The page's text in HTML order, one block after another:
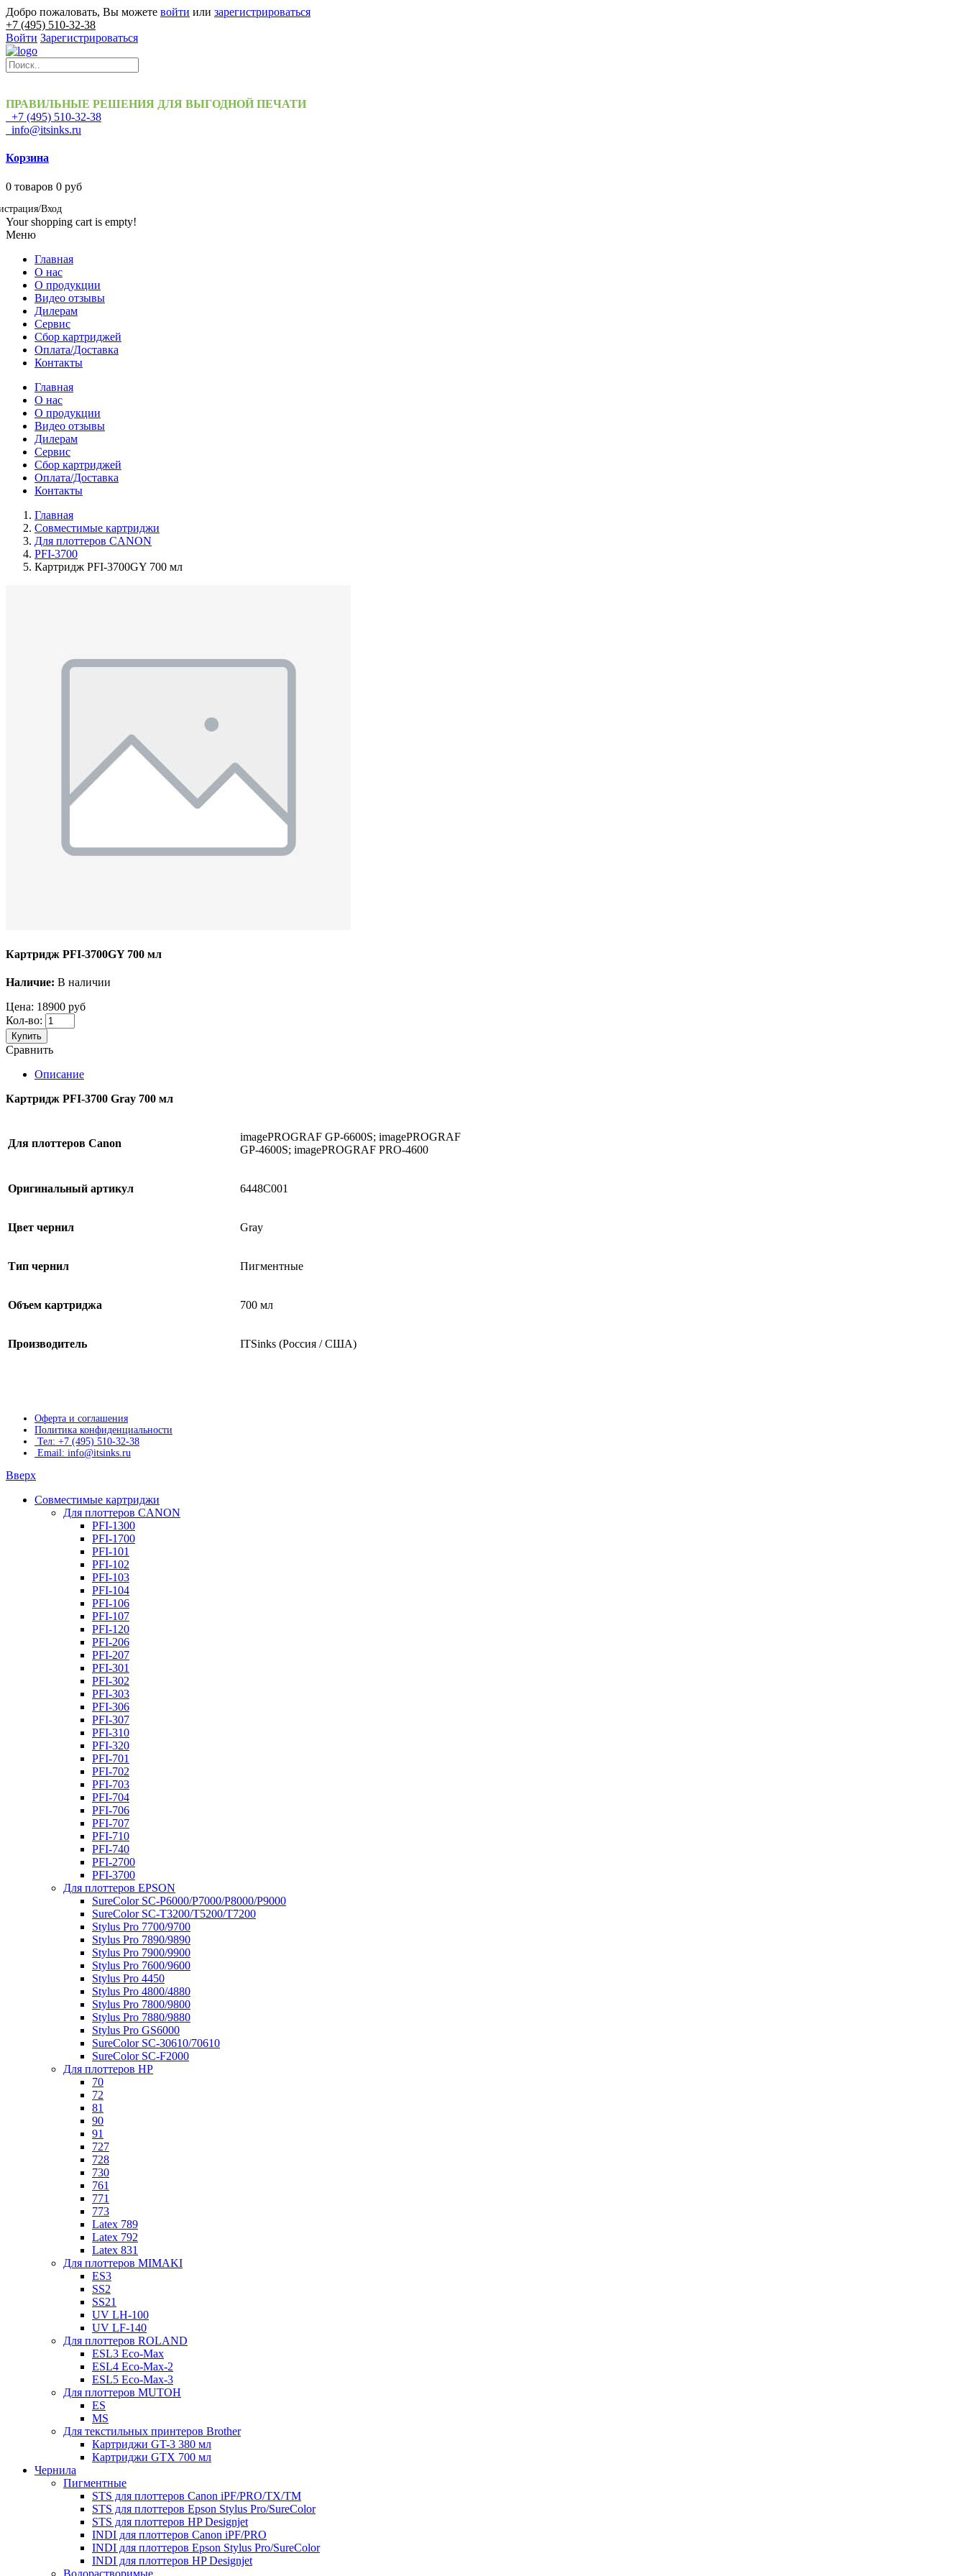
Добро пожаловать, Вы можете войти или зарегистрироваться
+7 (495) 510-32-38
Войти Зарегистрироваться
ПРАВИЛЬНЫЕ РЕШЕНИЯ ДЛЯ ВЫГОДНОЙ ПЕЧАТИ
+7 (495) 510-32-38
info@itsinks.ru
Корзина
0 товаров 0 руб
Вход
Your shopping cart is empty!
Меню
Главная
О нас
О продукции
Видео отзывы
Дилерам
Сервис
Сбор картриджей
Оплата/Доставка
Контакты
Главная
О нас
О продукции
Видео отзывы
Дилерам
Сервис
Сбор картриджей
Оплата/Доставка
Контакты
Главная
Совместимые картриджи
Для плоттеров CANON
PFI-3700
Картридж PFI-3700GY 700 мл
Картридж PFI-3700GY 700 мл
Наличие: В наличии
Цена: 18900 руб
Кол-во:
Купить
Сравнить
Описание
Картридж PFI-3700 Gray 700 мл
Для плоттеров Canon
imagePROGRAF GP-6600S; imagePROGRAF
GP-4600S; imagePROGRAF PRO-4600
Оригинальный артикул 6448C001
Цвет чернил Gray
Тип чернил Пигментные
Объем картриджа 700 мл
Производитель ITSinks (Россия / США)
Оферта и соглашения
Политика конфиденциальности
Тел: +7 (495) 510-32-38
Email: info@itsinks.ru
Вверх
Совместимые картриджи
Для плоттеров CANON
PFI-1300
PFI-1700
PFI-101
PFI-102
PFI-103
PFI-104
PFI-106
PFI-107
PFI-120
PFI-206
PFI-207
PFI-301
PFI-302
PFI-303
PFI-306
PFI-307
PFI-310
PFI-320
PFI-701
PFI-702
PFI-703
PFI-704
PFI-706
PFI-707
PFI-710
PFI-740
PFI-2700
PFI-3700
Для плоттеров EPSON
SureColor SC-P6000/P7000/P8000/P9000
SureColor SC-Т3200/T5200/T7200
Stylus Pro 7700/9700
Stylus Pro 7890/9890
Stylus Pro 7900/9900
Stylus Pro 7600/9600
Stylus Pro 4450
Stylus Pro 4800/4880
Stylus Pro 7800/9800
Stylus Pro 7880/9880
Stylus Pro GS6000
SureColor SC-30610/70610
SureColor SC-F2000
Для плоттеров HP
70
72
81
90
91
727
728
730
761
771
773
Latex 789
Latex 792
Latex 831
Для плоттеров MIMAKI
ES3
SS2
SS21
UV LH-100
UV LF-140
Для плоттеров ROLAND
ESL3 Eco-Max
ESL4 Eco-Max-2
ESL5 Eco-Max-3
Для плоттеров MUTOH
ES
MS
Для текстильных принтеров Brother
Картриджи GT-3 380 мл
Картриджи GTX 700 мл
Чернила
Пигментные
STS для плоттеров Canon iPF/PRO/TX/ТМ
STS для плоттеров Epson Stylus Pro/SureColor
STS для плоттеров HP Designjet
INDI для плоттеров Canon iPF/PRO
INDI для плоттеров Epson Stylus Pro/SureColor
INDI для плоттеров HP Designjet
Водорастворимые